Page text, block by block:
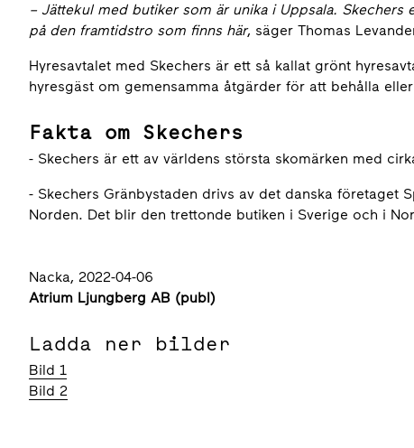
– Jättekul med butiker som är unika i Uppsala.
på den framtidstro som finns här, säger Thomas
Hyresavtalet med Skechers är ett så kallat grönt
hyresgäst om gemensamma åtgärder för att behålla
Fakta om Skechers
- Skechers är ett av världens största skomärken med
- Skechers Gränbystaden drivs av det danska företaget
Norden. Det blir den trettonde butiken i Sverige och i
Nacka, 2022-04-06
Atrium Ljungberg AB (publ)
Ladda ner bilder
Bild 1
Bild 2